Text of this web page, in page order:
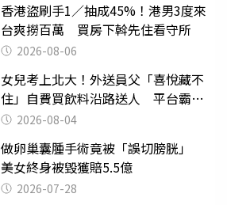
香港盜刷手1／抽成45%！港男3度來
台爽撈百萬 買房下斡先住看守所
2026-08-06
女兒考上北大！外送員父「喜悅藏不
住」自費買飲料沿路送人 平台霸氣
幫付學費
2026-08-04
做卵巢囊腫手術竟被「誤切膀胱」
美女終身被毀獲賠5.5億
2026-07-28